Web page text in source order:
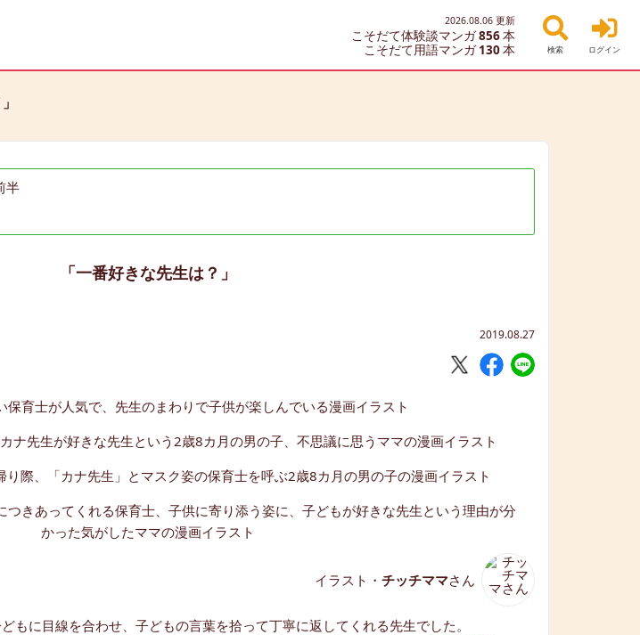
2026.08.06 更新
こそだて体験談マンガ856本
こそだて用語マンガ 130本 検索 ログイン
半
「一番好きな先生は？」
2019.08.27
イラスト・ チッチママさん
もに目線を合わせ、子どもの言葉を拾って丁寧に返してくれる先生でした。